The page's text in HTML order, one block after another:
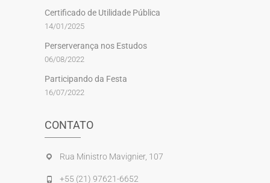
Certificado de Utilidade Pública
14/01/2025
Perserverança nos Estudos
06/08/2022
Participando da Festa
16/07/2022
CONTATO
Rua Ministro Mavignier, 107
+55 (21) 97621-6652